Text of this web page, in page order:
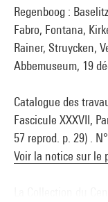
Regenboog :
Fabro, Fontana,
Rainer, Struycken,
Abbemuseum, 19
Catalogue des
Fascicule XXXVII,
57 reprod. p. 29) .
Voir la notice sur le
La Collection du